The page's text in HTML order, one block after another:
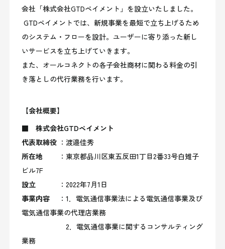
会社「株式会社GTDペイメント」を設立いたしました。
GTDペイメントでは、新規事業を最短で立ち上げるため
のシステム・フローを設計。ユーザーに寄り添った新し
いサービスを立ち上げていきます。
また、オールコネクトの各子会社商材に関わる料金の引
き落としの代行業務を行います。
【会社概要】
■株式会社GTDペイメント
代表取締役 ： 渡邉佳秀
所在地 ：東京都品川区東五反田1丁目2番33号白雉子
ビル7F
設立 ：2022年7月1日
事業内容 ：1．電気通信事業法による電気通信事業及び
電気通信事業の代理店業務
2．電気通信事業に関するコンサルティング
業務